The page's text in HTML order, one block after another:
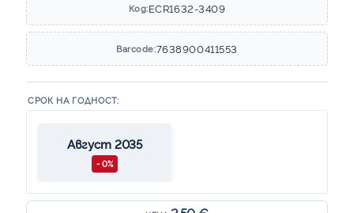
Код:ECR1632-3409
Barcode:7638900411553
СРОК НА ГОДНОСТ:
Август 2035
- 0%